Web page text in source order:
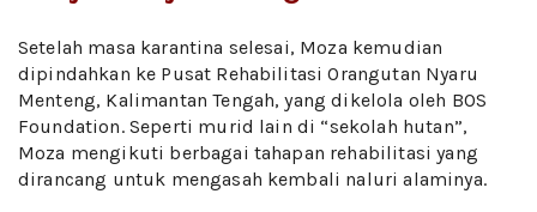
Setelah masa karantina selesai, Moza kemudian
dipindahkan ke Pusat Rehabilitasi Orangutan Nyaru
Menteng, Kalimantan Tengah, yang dikelola oleh BOS
Foundation. Seperti murid lain di “sekolah hutan”,
Moza mengikuti berbagai tahapan rehabilitasi yang
dirancang untuk mengasah kembali naluri alaminya.